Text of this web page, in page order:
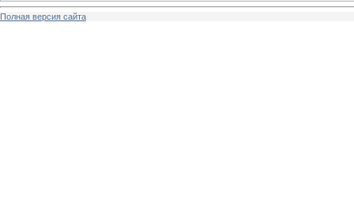
Полная версия сайта